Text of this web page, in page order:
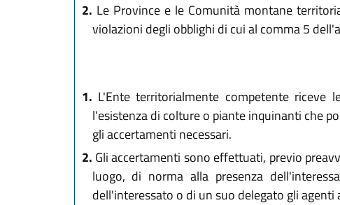
2. Le Province e le Comunità montane
violazioni degli obblighi di cui al comma 5
1. L'Ente territorialmente competente
l'esistenza di colture o piante inquinanti che
gli accertamenti necessari.
2. Gli accertamenti sono effettuati, previo
luogo, di norma alla presenza
dell'interessato o di un suo delegato gli